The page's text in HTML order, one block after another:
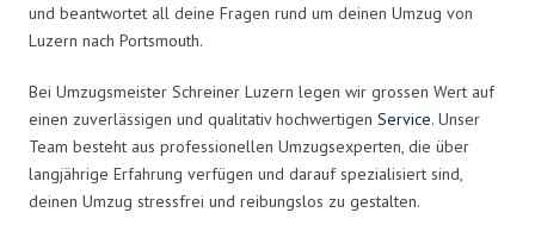
und beantwortet all deine Fragen rund um deinen Umzug von
Luzern nach Portsmouth.
Bei Umzugsmeister Schreiner Luzern legen wir grossen Wert auf
einen zuverlässigen und qualitativ hochwertigen Service. Unser
Team besteht aus professionellen Umzugsexperten, die über
langjährige Erfahrung verfügen und darauf spezialisiert sind,
deinen Umzug stressfrei und reibungslos zu gestalten.